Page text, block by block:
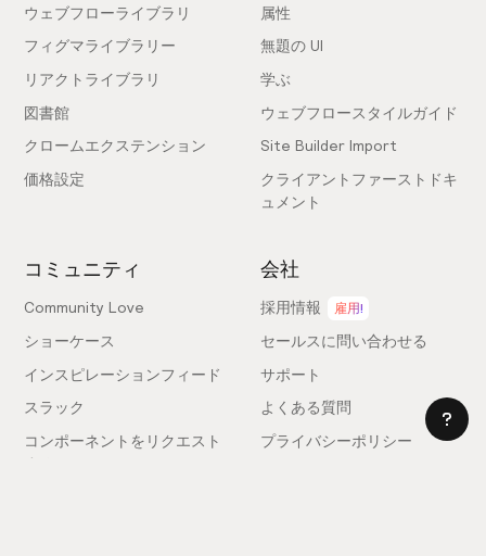
ウェブフローライブラリ
フィグマライブラリー
リアクトライブラリ
図書館
クロームエクステンション
価格設定
属性
無題の UI
学ぶ
ウェブフロースタイルガイド
Site Builder Import
クライアントファーストドキ
ュメント
コミュニティ
Community Love
ショーケース
インスピレーションフィード
スラック
コンポーネントをリクエスト
する
会社
採用情報 雇用!
セールスに問い合わせる
サポート
よくある質問
プライバシーポリシー